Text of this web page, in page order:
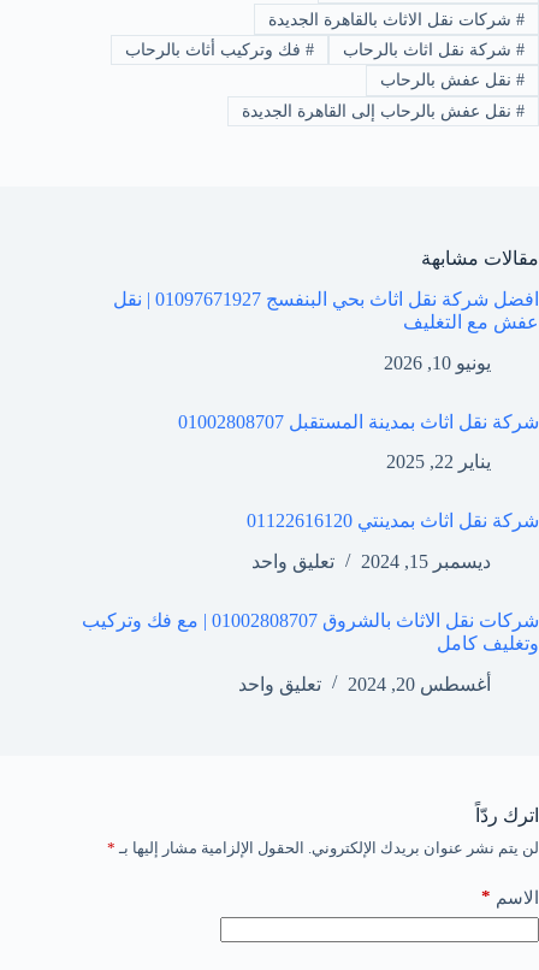
#شركات نقل الاثاث بالقاهرة الجديدة
#شركة نقل اثاث بالرحاب #فك وتركيب أثاث بالرحاب
#نقل عفش بالرحاب
#نقل عفش بالرحاب إلى القاهرة الجديدة
مقالات مشابهة
افضل شركة نقل اثاث بحي البنفسج 01097671927 | نقل
عفش مع التغليف
يونيو 10, 2026
شركة نقل اثاث بمدينة المستقبل 01002808707
يناير 22, 2025
شركة نقل اثاث بمدينتي 01122616120
ديسمبر 15, 2024
تعليق واحد
شركات نقل الاثاث بالشروق 01002808707 | مع فك وتركيب
وتغليف كامل
أغسطس 20, 2024
تعليق واحد
اترك ردّاً
لن يتم نشر عنوان بريدك الإلكتروني. الحقول الإلزامية مشار إليها بـ *
الاسم *